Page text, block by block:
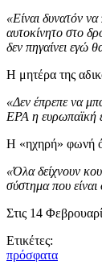
«Είναι δυνατόν
αυτοκίνητο στο
δεν πηγαίνει εγώ
Η μητέρα της
«Δεν έπρεπε να
ΕΡΑ η ευρωπαϊκή
Η «ηχηρή» φωνή
«Όλα δείχνουν
σύστημα που είναι
Στις 14
Ετικέτες:
πρόσφατα